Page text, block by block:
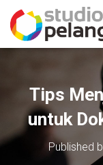
Tips
untuk
Published